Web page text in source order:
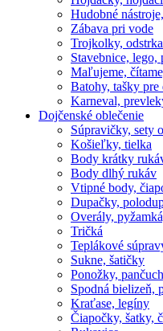
Hudobné
Zábava pri vode
Trojkolky,
Stavebnice, lego,
Maľujeme,
Batohy, tašky
Karneval,
Dojčenské oblečenie
Súpravičky, sety
Košieľky, tielka
Body krátky
Body dlhý rukáv
Vtipné body,
Dupačky,
Overály,
Tričká
Teplákové
Sukne, šatičky
Ponožky,
Spodná bielizeň,
Kraťase, legíny
Čiapočky, šatky,